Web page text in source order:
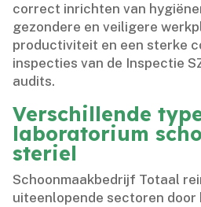
correct inrichten van
gezondere en veiligere
productiviteit en een sterke
inspecties van de Inspectie
audits.​
Verschillende
laboratorium
steriel
Schoonmaakbedrijf Totaal
uiteenlopende sectoren door